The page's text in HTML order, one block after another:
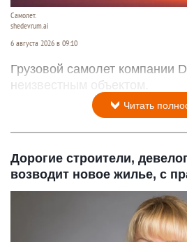
Самолет.
shedevrum.ai
6 августа 2026 в 09:10
Грузовой самолет компании
неизвестным объектом.
Читать
Дорогие строители,
возводит новое жилье, с